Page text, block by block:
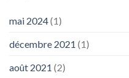
mai 2024(1)
décembre 2021 (1)
août 2021 (2)